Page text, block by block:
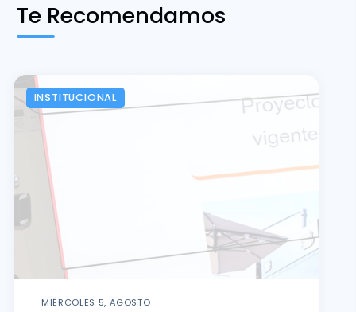
Te Recomendamos
INSTITUCIONAL
MIÉRCOLES 5, AGOSTO